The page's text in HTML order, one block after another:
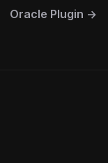
Oracle Plugin →